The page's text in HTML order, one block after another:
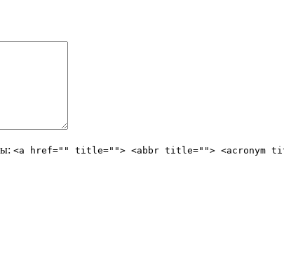
<a href="" title=""> <abbr title=""> <acronym